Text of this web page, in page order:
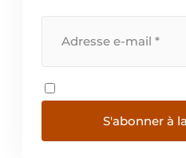
S'abonner à